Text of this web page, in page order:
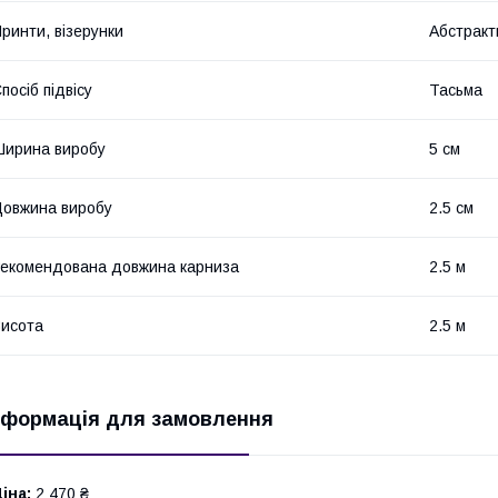
візерунки
підвісу Тасьма
виробу 5 см
виробу 2.5 см
довжина карниза 2.5 м
2.5 м
для замовлення
2 470 ₴